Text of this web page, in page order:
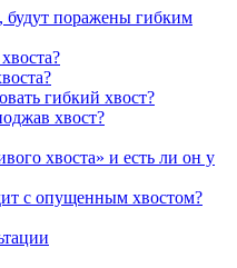
будут поражены гибким
гибкий хвост?
хвост?
хвоста» и есть ли он у
с опущенным хвостом?